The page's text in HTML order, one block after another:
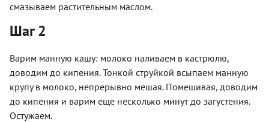
смазываем растительным маслом.
Шаг 2
Варим манную кашу: молоко наливаем в кастрюлю,
доводим до кипения. Тонкой струйкой всыпаем манную
крупу в молоко, непрерывно мешая. Помешивая, доводим
до кипения и варим еще несколько минут до загустения.
Остужаем.